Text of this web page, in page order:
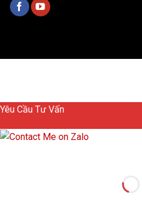
Yêu Cầu Tư Vấn